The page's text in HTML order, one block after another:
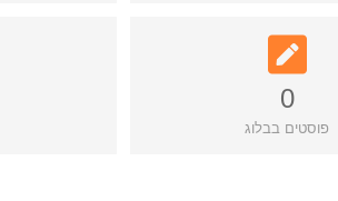
0
פוסטים בבלוג